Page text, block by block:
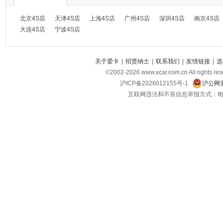
北京4S店 天津4S店 上海4S店 广州4S店 深圳4S店
南京4S店
大连4S店
宁波4S店
关于爱卡 | 招贤纳士 | 联系我们 | 友情链接 |
©2002-2026 www.xcar.com.cn All rights
沪ICP备2026012155号-1
沪公网
互联网违法和不良信息举报方式：